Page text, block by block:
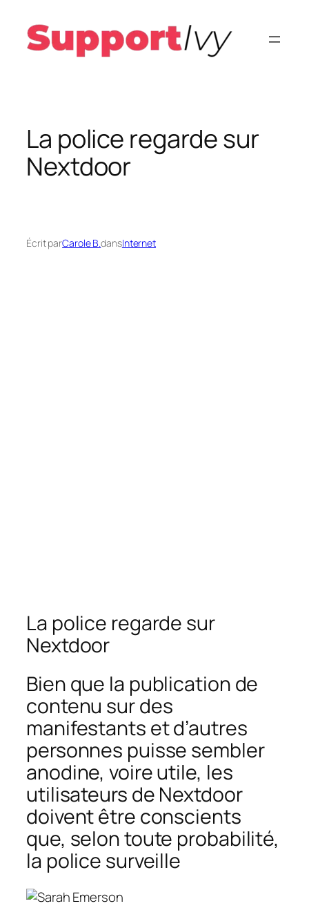
contenu
La police regarde sur
Nextdoor
Écrit parCarole B.dansInternet
La police regarde sur
Nextdoor
Bien que la publication de
contenu sur des
manifestants et d’autres
personnes puisse sembler
anodine, voire utile, les
utilisateurs de Nextdoor
doivent être conscients
que, selon toute probabilité,
la police surveille